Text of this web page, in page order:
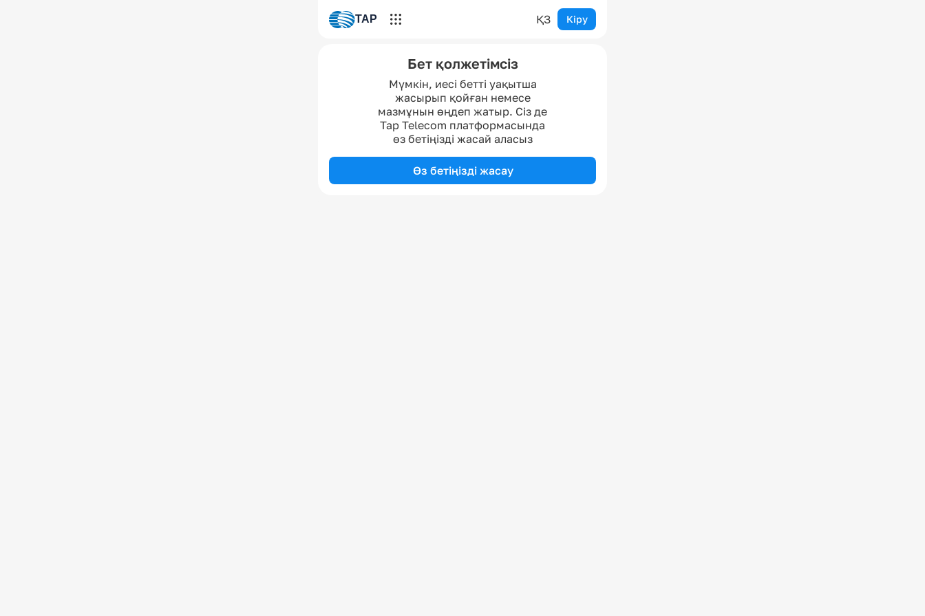
TAP ҚЗ Кіру
Бет қолжетімсіз
Мүмкін, иесі бетті уақытша
жасырып қойған немесе
мазмұнын өңдеп жатыр. Сіз де
Tap Telecom платформасында
өз бетіңізді жасай аласыз
Өз бетіңізді жасау